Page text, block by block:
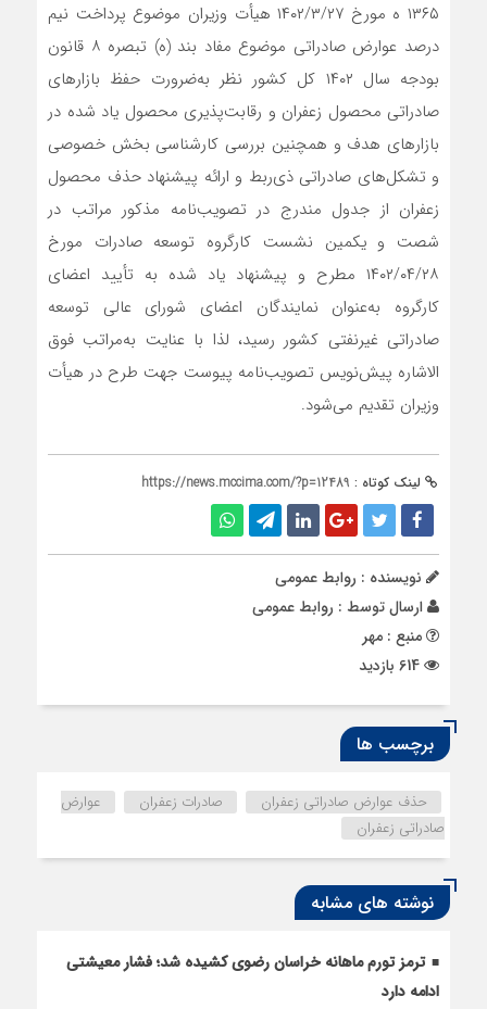
۱۳۶۵ ه مورخ ۱۴۰۲/۳/۲۷ هیأت وزیران موضوع پرداخت نیم
درصد عوارض صادراتی موضوع مفاد بند (ه) تبصره ۸ قانون
بودجه سال ۱۴۰۲ کل کشور نظر به‌ضرورت حفظ بازارهای
صادراتی محصول زعفران و رقابت‌پذیری محصول یاد شده در
بازارهای هدف و همچنین بررسی کارشناسی بخش خصوصی
و تشکل‌های صادراتی ذی‌ربط و ارائه پیشنهاد حذف محصول
زعفران از جدول مندرج در تصویب‌نامه مذکور مراتب در
شصت و یکمین نشست کارگروه توسعه صادرات مورخ
۱۴۰۲/۰۴/۲۸ مطرح و پیشنهاد یاد شده به تأیید اعضای
کارگروه به‌عنوان نمایندگان اعضای شورای عالی توسعه
صادراتی غیرنفتی کشور رسید، لذا با عنایت به‌مراتب فوق
الاشاره پیش‌نویس تصویب‌نامه پیوست جهت طرح در هیأت
وزیران تقدیم می‌شود.
لینک کوتاه : https://news.mccima.com/?p=12489
نویسنده : روابط عمومی
ارسال توسط : روابط عمومی
منبع : مهر
برچسب ها
حذف عوارض صادراتی زعفران صادرات زعفران
عوارض
صادراتی زعفران
نوشته های مشابه
ترمز تورم ماهانه خراسان رضوی کشیده شد؛ فشار معیشتی
ادامه دارد